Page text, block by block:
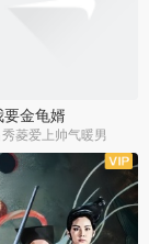
要金龟婿
秀菱爱上帅气暖男